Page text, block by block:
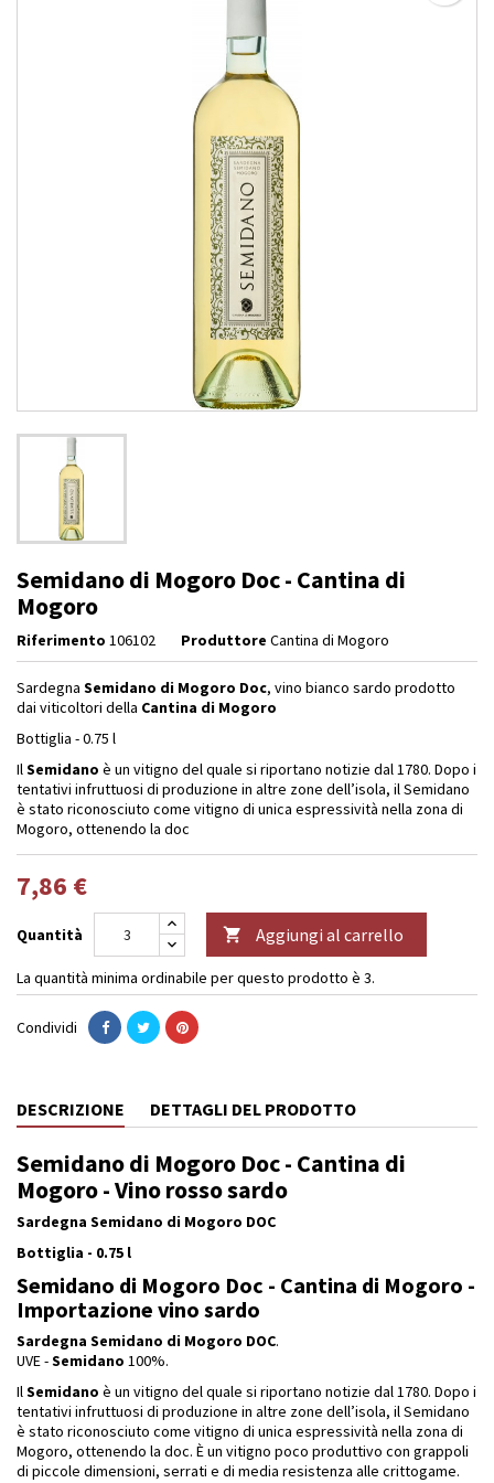
Semidano di Mogoro Doc - Cantina di
Mogoro
Riferimento 106102 Produttore Cantina di Mogoro
Sardegna Semidano di Mogoro Doc, vino bianco sardo prodotto
dai viticoltori della Cantina di Mogoro
Bottiglia - 0.75 l
IlSemidano è un vitigno del quale si riportano notizie dal 1780. Dopo i
tentativi infruttuosi di produzione in altre zone dell’isola, il Semidano
è stato riconosciuto come vitigno di unica espressività nella zona di
Mogoro, ottenendo la doc
7,86 €
Quantità  Aggiungi al carrello
La quantità minima ordinabile per questo prodotto è 3.
Condividi
DESCRIZIONE DETTAGLI DEL PRODOTTO
Semidano di Mogoro Doc - Cantina di
Mogoro - Vino rosso sardo
Sardegna Semidano di Mogoro DOC
Bottiglia - 0.75 l
Semidano di Mogoro Doc - Cantina di Mogoro -
Importazione vino sardo
Sardegna Semidano di Mogoro DOC.
UVE -Semidano 100%.
IlSemidano è un vitigno del quale si riportano notizie dal 1780. Dopo i
tentativi infruttuosi di produzione in altre zone dell’isola, il Semidano
è stato riconosciuto come vitigno di unica espressività nella zona di
Mogoro, ottenendo la doc. È un vitigno poco produttivo con grappoli
di piccole dimensioni, serrati e di media resistenza alle crittogame.